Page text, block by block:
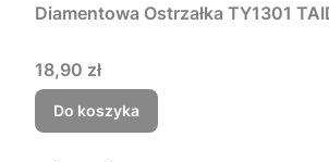
Diamentowa Ostrzałka TY1301
Cena
18,90 zł
Do koszyka